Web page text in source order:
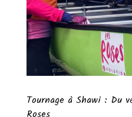
Tournage à Shawi : Du